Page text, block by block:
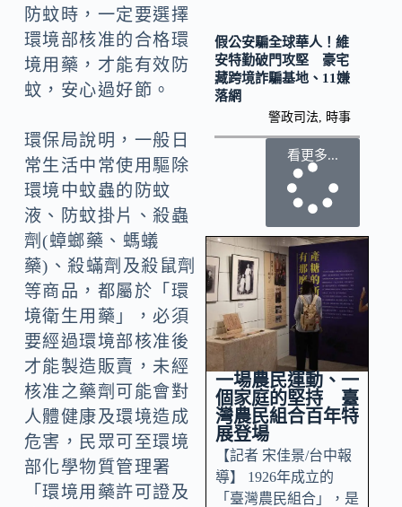
防蚊時，一定要選擇
環境部核准的合格環
境用藥，才能有效防
蚊，安心過好節。
環保局說明，一般日
常生活中常使用驅除
環境中蚊蟲的防蚊
液、防蚊掛片、殺蟲
劑(蟑螂藥、螞蟻
藥)、殺蟎劑及殺鼠劑
等商品，都屬於「環
境衛生用藥」，必須
要經過環境部核准後
才能製造販賣，未經
核准之藥劑可能會對
人體健康及環境造成
危害，民眾可至環境
部化學物質管理署
「環境用藥許可證及
假公安騙全球華人！維
安特勤破門攻堅 豪宅
藏跨境詐騙基地、11嫌
落網
警政司法 時事
看更多...
一場農民運動、一
個家庭的堅持 臺
灣農民組合百年特
展登場
【記者 宋佳景/台中報
導】 1926年成立的
「臺灣農民組合」，是